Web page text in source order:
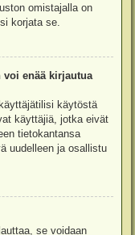
omistajalla on
korjata se.
enää kirjautua
käytöstä
käyttäjiä, jotka eivät
tietokantansa
uudelleen ja osallistu
se voidaan